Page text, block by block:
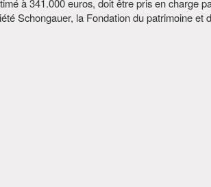
à 341.000 euros, doit être pris en charge
Schongauer, la Fondation du patrimoine et